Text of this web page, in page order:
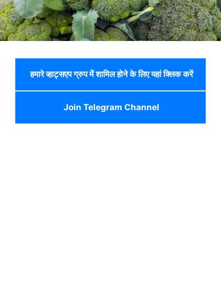
हमारे व्हाट्सएप ग्रुप में शामिल होने के लिए यहां क्लिक करें
Join Telegram Channel